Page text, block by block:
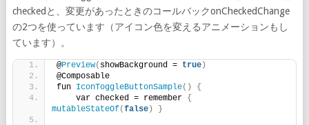
checkedと、変更があったときのコールバックonCheckedChange
の2つを使っています（アイコン色を変えるアニメーションもし
ています）。
@Preview( showBackground = true)
@Composable
fun IconToggleButtonSample()
{
    var checked = remember
{
mutableStateOf(false) }